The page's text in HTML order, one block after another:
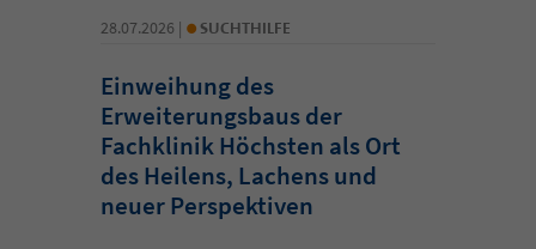
28.07.2026 | • SUCHTHILFE
Einweihung des
Erweiterungsbaus der
Fachklinik Höchsten als Ort
des Heilens, Lachens und
neuer Perspektiven